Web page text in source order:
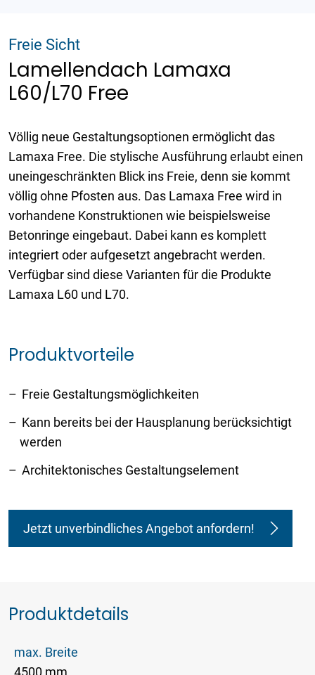
Freie Sicht
Lamellendach Lamaxa
L60/L70 Free
Völlig neue Gestaltungsoptionen ermöglicht das
Lamaxa Free. Die stylische Ausführung erlaubt einen
uneingeschränkten Blick ins Freie, denn sie kommt
völlig ohne Pfosten aus. Das Lamaxa Free wird in
vorhandene Konstruktionen wie beispielsweise
Betonringe eingebaut. Dabei kann es komplett
integriert oder aufgesetzt angebracht werden.
Verfügbar sind diese Varianten für die Produkte
Lamaxa L60 und L70.
Produktvorteile
Freie Gestaltungsmöglichkeiten
Kann bereits bei der Hausplanung berücksichtigt
werden
Architektonisches Gestaltungselement
Jetzt unverbindliches Angebot anfordern!
Produktdetails
max. Breite
4500 mm